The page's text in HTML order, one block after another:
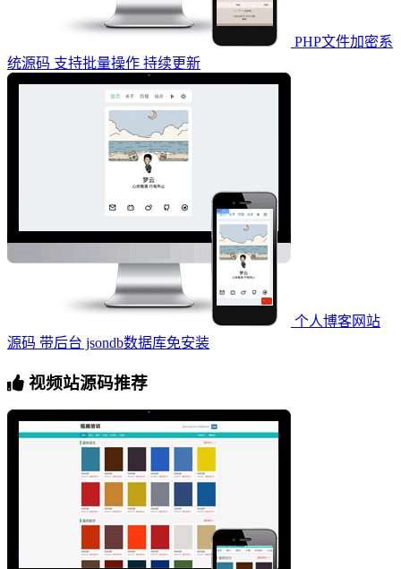
PHP文件加密系
统源码 支持批量操作 持续更新
个人博客网站
源码 带后台 jsondb数据库免安装
视频站源码推荐